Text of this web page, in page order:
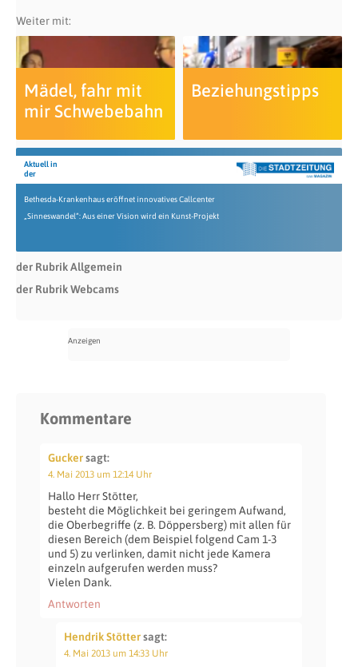
Weiter mit:
Mädel, fahr mit
mir Schwebebahn
Beziehungstipps
Aktuell in
der
Bethesda-Krankenhaus eröffnet innovatives Callcenter
„Sinneswandel“: Aus einer Vision wird ein Kunst-Projekt
der Rubrik Allgemein
der Rubrik Webcams
Kommentare
Guckersagt:
4. Mai 2013 um 12:14 Uhr
Hallo Herr Stötter,
besteht die Möglichkeit bei geringem Aufwand,
die Oberbegriffe (z. B. Döppersberg) mit allen für
diesen Bereich (dem Beispiel folgend Cam 1-3
und 5) zu verlinken, damit nicht jede Kamera
einzeln aufgerufen werden muss?
Vielen Dank.
Antworten
Hendrik Stöttersagt:
4. Mai 2013 um 14:33 Uhr